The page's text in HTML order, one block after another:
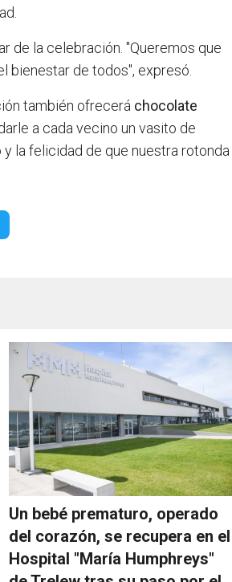
de la celebración. "Queremos que
bienestar de todos", expresó.
también ofrecerá chocolate
a cada vecino un vasito de
la felicidad de que nuestra rotonda
Un bebé prematuro, operado
del corazón, se recupera en el
Hospital "María Humphreys"